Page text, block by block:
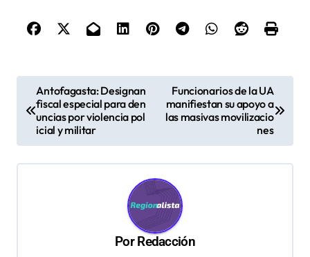
Antofagasta: Designan
fiscal especial para den
uncias por violencia pol
icial y militar
Funcionarios de la UA
manifiestan su apoyo a
las masivas movilizacio
nes
PorRedacción